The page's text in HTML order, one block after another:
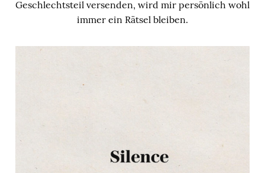
Geschlechtsteil versenden, wird mir persönlich wohl
immer ein Rätsel bleiben.